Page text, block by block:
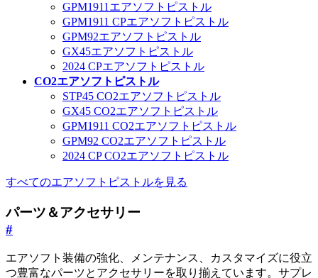
GPM1911エアソフトピストル
GPM1911 CPエアソフトピストル
GPM92エアソフトピストル
GX45エアソフトピストル
2024 CPエアソフトピストル
CO2エアソフトピストル
STP45 CO2エアソフトピストル
GX45 CO2エアソフトピストル
GPM1911 CO2エアソフトピストル
GPM92 CO2エアソフトピストル
2024 CP CO2エアソフトピストル
すべてのエアソフトピストルを見る
パーツ＆アクセサリー
#
エアソフト装備の強化、メンテナンス、カスタマイズに役立
つ豊富なパーツとアクセサリーを取り揃えています。サプレ